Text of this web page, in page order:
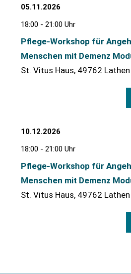
05.11.2026
18:00 - 21:00 Uhr
Pflege-Workshop für
Menschen mit Demenz
St. Vitus Haus, 49762 Lathen
10.12.2026
18:00 - 21:00 Uhr
Pflege-Workshop für
Menschen mit Demenz
St. Vitus Haus, 49762 Lathen